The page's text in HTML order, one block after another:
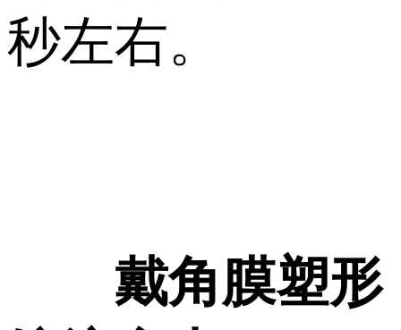
秒左右。
戴角膜塑形